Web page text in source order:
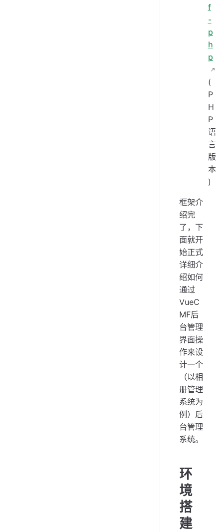
f
-
p
h
p
(
P
H
P
语
言
版
本
)
框架介
绍完
了，下
面就开
始正式
详细介
绍如何
通过
VueC
MF后
台管理
界面操
作来设
计一个
（以相
册管理
系统为
例）后
台管理
系统。
环
境
搭
建